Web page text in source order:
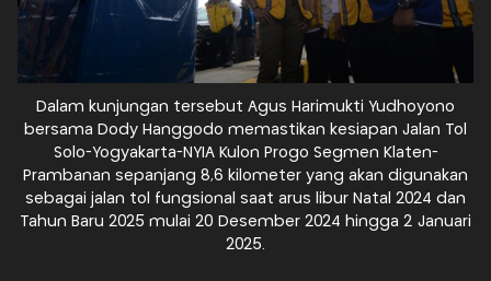
Dalam kunjungan tersebut Agus Harimukti Yudhoyono
bersama Dody Hanggodo memastikan kesiapan Jalan Tol
Solo-Yogyakarta-NYIA Kulon Progo Segmen Klaten-
Prambanan sepanjang 8,6 kilometer yang akan digunakan
sebagai jalan tol fungsional saat arus libur Natal 2024 dan
Tahun Baru 2025 mulai 20 Desember 2024 hingga 2 Januari
2025.